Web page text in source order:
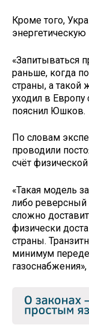
Кроме того,
энергетическую
«Запитываться
раньше, когда
страны, а такой
уходил в Европу
пояснил Юшков.
По словам
проводили
счёт
«Такая модель
либо реверсный
сложно
физически
страны.
минимум